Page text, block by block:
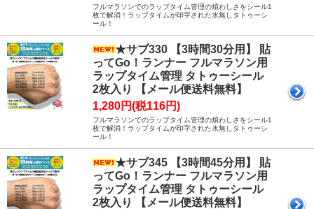
フルマラソンでのラップタイム管理の煩わしさをシール1
枚で解消！ラップタイムが印字された水無しタトゥーシ
ール！
★サブ330 【3時間30分用】 貼
ってGo！ランナー フルマラソン用
ラップタイム管理 タトゥーシール
2枚入り 【メール便送料無料】
1,280円(税116円)
フルマラソンでのラップタイム管理の煩わしさをシール1
枚で解消！ラップタイムが印字された水無しタトゥーシ
ール！
★サブ345 【3時間45分用】 貼
ってGo！ランナー フルマラソン用
ラップタイム管理 タトゥーシール
2枚入り 【メール便送料無料】